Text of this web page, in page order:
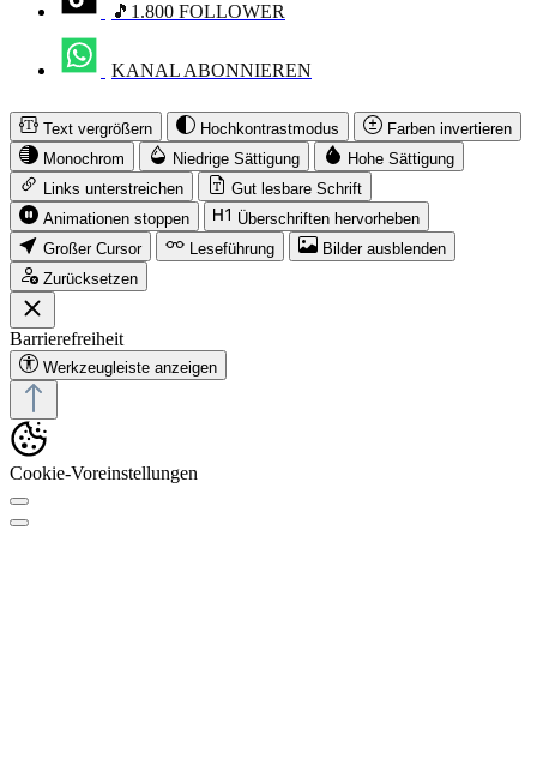
🎵1.800 FOLLOWER
KANAL ABONNIEREN
Text vergrößern Hochkontrastmodus
Farben invertieren
Monochrom
Niedrige Sättigung
Hohe Sättigung
Links unterstreichen
Gut lesbare Schrift
Animationen stoppen
Überschriften hervorheben
Großer Cursor
Leseführung
Bilder ausblenden
Zurücksetzen
Barrierefreiheit
Werkzeugleiste anzeigen
Cookie-Voreinstellungen